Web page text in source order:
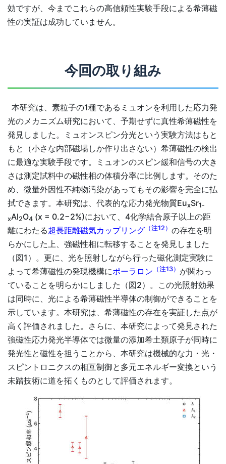
効ですが、今までこれらの高信頼性実験手段による希薄磁
性の実証は成功していません。
今回の取り組み
本研究は、素粒子の1種であるミュオンを利用した応力発
光のメカニズム研究において、予期せずに真性希薄磁性を
発見しました。ミュオンスピン分光という実験方法はもと
もと（小さな内部磁場しか作り出さない）希薄磁性の検出
に最適な実験手段です。ミュオンのスピン緩和信号の大き
さは測定試料中の磁性相の体積分率に比例します。そのた
め、微量外因性不純物汚染があってもその影響を完全に払
拭できます。本研究は、代表的な応力発光物質EuxSr1-
xAl2O4 (x = 0.2−2%)において、4化学結合原子以上の距
離にわたる超長距離磁気カップリング （注12） の存在を明
らかにした上、強磁性相に転移することを発見しました
（図1）。更に、光を照射しながら行った磁化測定実験に
よって希薄磁性の発現機構にポーラロン （注13） が関わっ
ていることを明らかにしました（図2）。この光照射効果
は同時に、光による希薄磁性半導体の制御ができることを
示しています。本研究は、希薄磁性の存在を実証した点が
高く評価されました。さらに、本研究によって発見された
強磁性応力発光半導体では微量の添加希土類原子が同時に
発光性と磁性を担うことから、本研究は機械的な力・光・
スピントロニクスの相互制御と多元エネルギー変換という
未踏技術に道を拓くものとして評価されます。